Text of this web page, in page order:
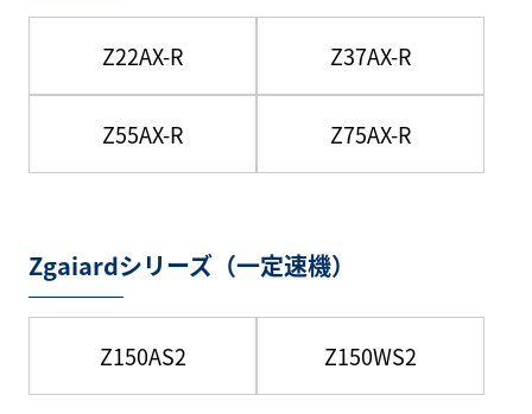
Z22AX-R Z37AX-R
Z55AX-R Z75AX-R
Zgaiardシリーズ（一定速機）
Z150AS2 Z150WS2